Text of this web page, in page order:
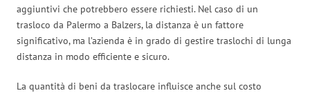
aggiuntivi che potrebbero essere richiesti. Nel caso di un
trasloco da Palermo a Balzers, la distanza è un fattore
significativo, ma l’azienda è in grado di gestire traslochi di lunga
distanza in modo efficiente e sicuro.
La quantità di beni da traslocare influisce anche sul costo